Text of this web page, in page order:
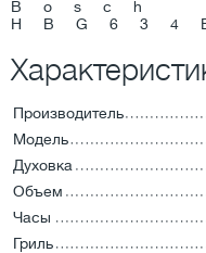
Производитель
Модель
Духовка
Объем
Часы
Гриль